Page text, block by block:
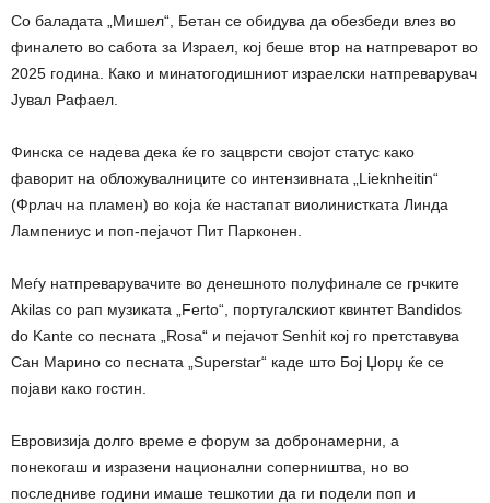
Со баладата „Мишел“, Бетан се обидува да обезбеди влез во
финалето во сабота за Израел, кој беше втор на натпреварот во
2025 година. Како и минатогодишниот израелски натпреварувач
Јувал Рафаел.
Финска се надева дека ќе го зацврсти својот статус како
фаворит на обложувалниците со интензивната „Lieknheitin“
(Фрлач на пламен) во која ќе настапат виолинистката Линда
Лампениус и поп-пејачот Пит Парконен.
Меѓу натпреварувачите во денешното полуфинале се грчките
Akilas со рап музиката „Ferto“, португалскиот квинтет Bandidos
do Kante со песната „Rosa“ и пејачот Senhit кој го претставува
Сан Марино со песната „Superstar“ каде што Бој Џорџ ќе се
појави како гостин.
Евровизија долго време е форум за добронамерни, а
понекогаш и изразени национални соперништва, но во
последниве години имаше тешкотии да ги подели поп и